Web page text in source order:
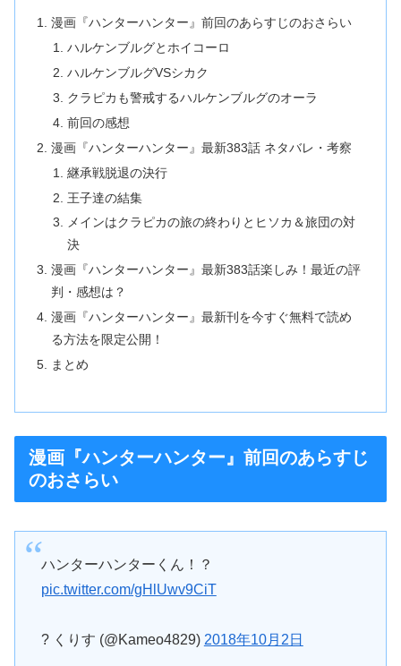
漫画『ハンターハンター』前回のあらすじのおさらい
ハルケンブルグとホイコーロ
ハルケンブルグVSシカク
クラピカも警戒するハルケンブルグのオーラ
前回の感想
漫画『ハンターハンター』最新383話 ネタバレ・考察
継承戦脱退の決行
王子達の結集
メインはクラピカの旅の終わりとヒソカ＆旅団の対
決
漫画『ハンターハンター』最新383話楽しみ！最近の評
判・感想は？
漫画『ハンターハンター』最新刊を今すぐ無料で読め
る方法を限定公開！
まとめ
漫画『ハンターハンター』前回のあらすじ
のおさらい
ハンターハンターくん！？
pic.twitter.com/gHlUwv9CiT
? くりす (@Kameo4829) 2018年10月2日